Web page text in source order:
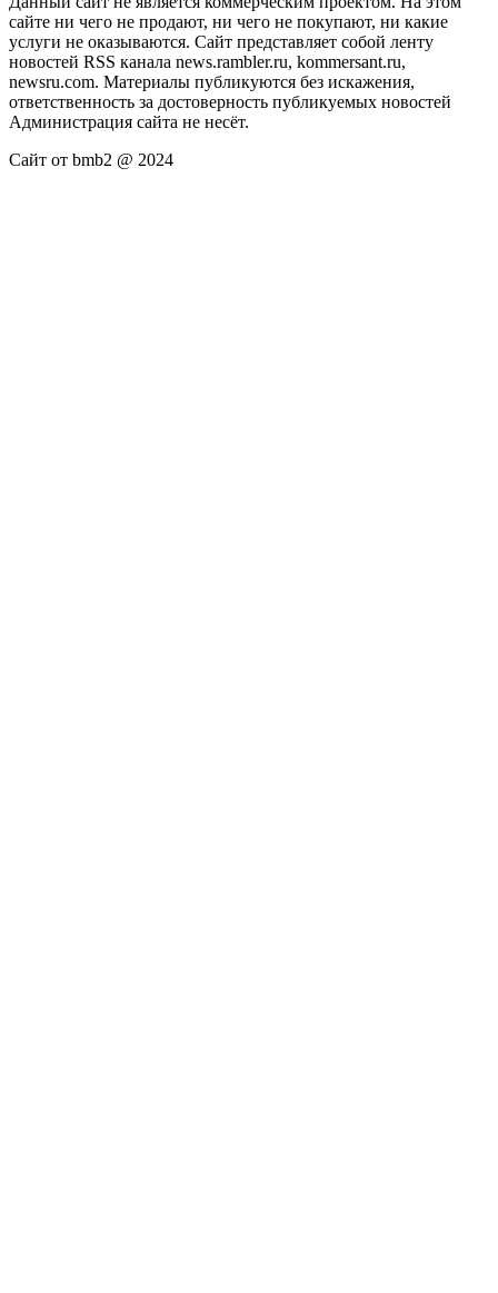
сайте ни чего не продают, ни чего не покупают, ни какие
услуги не оказываются. Сайт представляет собой ленту
новостей RSS канала news.rambler.ru, kommersant.ru,
newsru.com. Материалы публикуются без искажения,
ответственность за достоверность публикуемых новостей
Администрация сайта не несёт.
Сайт от bmb2 @ 2024